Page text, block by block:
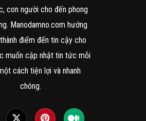
con người cho đến phong
Manodamno.com hướng
điểm đến tin cậy cho
muốn cập nhật tin tức mỗi
cách tiện lợi và nhanh
chóng.